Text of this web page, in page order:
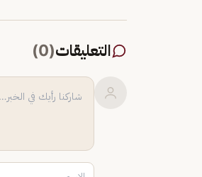
التعليقات(
0
)